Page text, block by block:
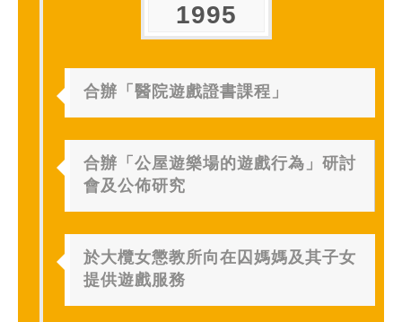
1995
合辦「醫院遊戲證書課程」
合辦「公屋遊樂場的遊戲行為」研討
會及公佈研究
於大欖女懲教所向在囚媽媽及其子女
提供遊戲服務